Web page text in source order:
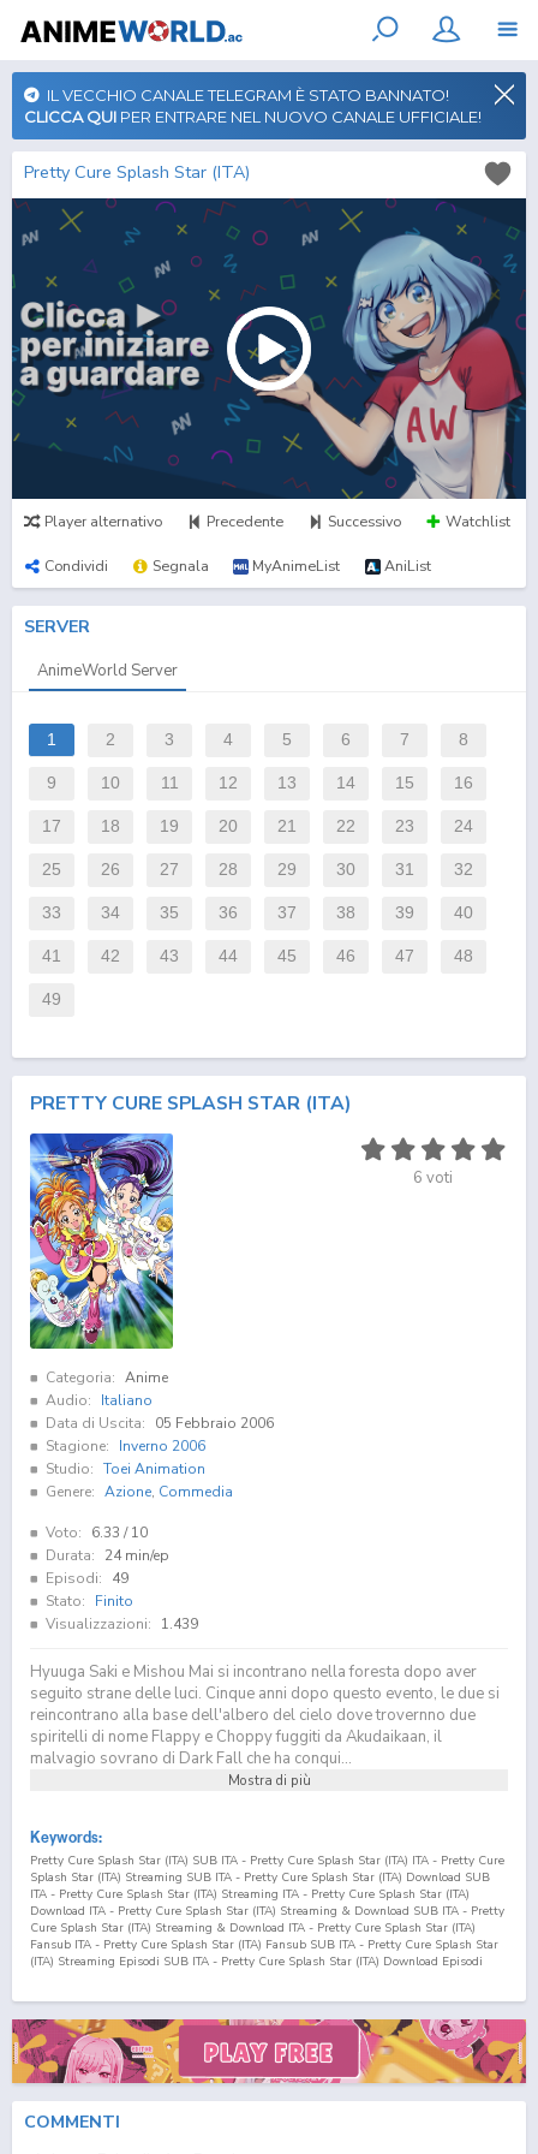
IL VECCHIO CANALE TELEGRAM È STATO BANNATO!
CLICCA QUI PER ENTRARE NEL NUOVO CANALE UFFICIALE!
Pretty Cure Splash Star (ITA)
Player alternativo Precedente Successivo Watchlist
Condividi Segnala MyAnimeList AniList
SERVER
AnimeWorld Server
1 2 3 4 5 6 7 8
9 10 11 12 13 14 15 16
17 18 19 20 21 22 23 24
25 26 27 28 29 30 31 32
33 34 35 36 37 38 39 40
41 42 43 44 45 46 47 48
49
PRETTY CURE SPLASH STAR (ITA)
6 voti
Categoria: Anime
Audio:
Italiano
Data di Uscita:
05 Febbraio 2006
Stagione:
Inverno 2006
Studio: Toei Animation
Genere: Azione, Commedia
Voto: 6.33 / 10
Durata:
24 min/ep
Episodi:
49
Stato:
Finito
Visualizzazioni:
1.439
Hyuuga Saki e Mishou Mai si incontrano nella foresta dopo aver
seguito strane delle luci. Cinque anni dopo questo evento, le due si
reincontrano alla base dell'albero del cielo dove trovernno due
spiritelli di nome Flappy e Choppy fuggiti da Akudaikaan, il
malvagio sovrano di Dark Fall che ha conqui...
Mostra di più
Keywords:
Pretty Cure Splash Star (ITA) SUB ITA - Pretty Cure Splash Star (ITA) ITA - Pretty Cure
Splash Star (ITA) Streaming SUB ITA - Pretty Cure Splash Star (ITA) Download SUB
ITA - Pretty Cure Splash Star (ITA) Streaming ITA - Pretty Cure Splash Star (ITA)
Download ITA - Pretty Cure Splash Star (ITA) Streaming & Download SUB ITA - Pretty
Cure Splash Star (ITA) Streaming & Download ITA - Pretty Cure Splash Star (ITA)
Fansub ITA - Pretty Cure Splash Star (ITA) Fansub SUB ITA - Pretty Cure Splash Star
(ITA) Streaming Episodi SUB ITA - Pretty Cure Splash Star (ITA) Download Episodi
ITA - Pretty Cure Splash Star (ITA) Streaming Episodio1SUB ITA - Pretty Cure Splash
Star (ITA) Streaming Episodio
ITA - Pretty Cure Splash Star (ITA) Download Episodio
1SUB ITA - Pretty Cure Splash Star (ITA) Download Episodio1 ITA Futari wa Precure:
Splash☆Star (ITA) SUB ITA - Futari wa Precure: Splash☆Star (ITA) ITA - Futari wa
Download SUB ITA - Futari wa Precure: Splash☆Star (ITA) Streaming ITA - Futari wa
Precure: Splash☆Star (ITA) Download ITA - Futari wa Precure: Splash☆Star (ITA)
COMMENTI